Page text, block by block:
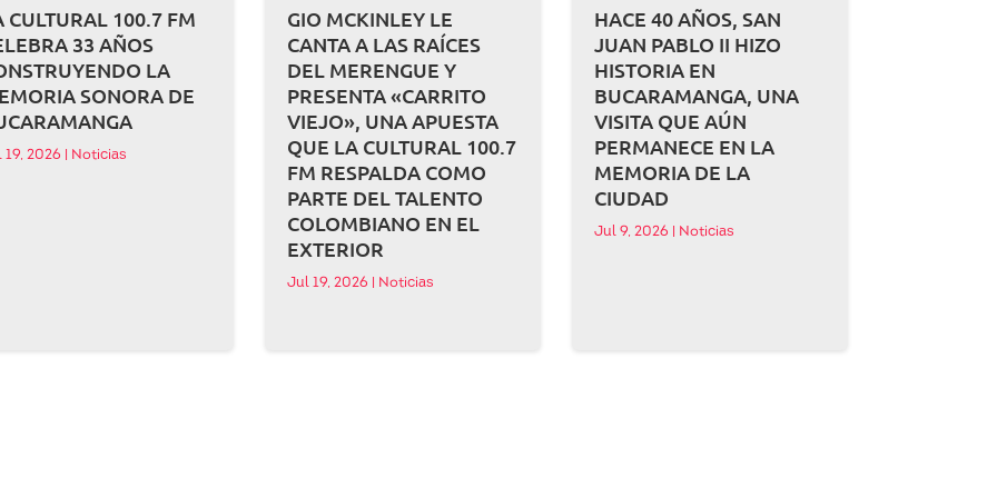
CULTURAL 100.7 FM
33 AÑOS
LA
SONORA DE
19, 2026 Noticias
GIO MCKINLEY LE
CANTA A LAS RAÍCES
DEL MERENGUE Y
PRESENTA «CARRITO
VIEJO», UNA APUESTA
QUE LA CULTURAL 100.7
FM RESPALDA COMO
PARTE DEL TALENTO
COLOMBIANO EN EL
EXTERIOR
Jul 19, 2026 Noticias
HACE 40 AÑOS, SAN
JUAN PABLO II HIZO
HISTORIA EN
BUCARAMANGA, UNA
VISITA QUE AÚN
PERMANECE EN LA
MEMORIA DE LA
CIUDAD
Jul 9, 2026 Noticias